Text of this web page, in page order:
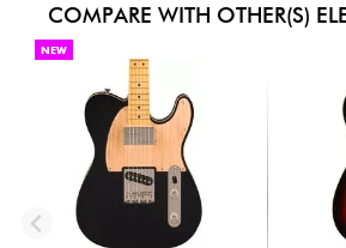
COMPARE WITH OTHER(S)
NEW